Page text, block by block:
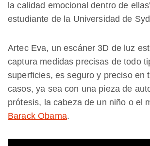
la calidad emocional dentro de
estudiante de la Universidad de
Artec Eva, un escáner 3D de luz
captura medidas precisas de todo
superficies, es seguro y preciso en
casos, ya sea con una pieza de
prótesis, la cabeza de un niño o el
Barack Obama.